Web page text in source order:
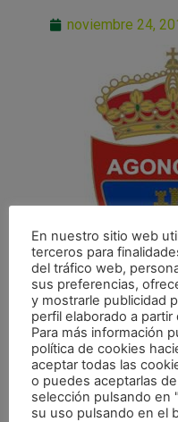
noviembre 24,
ANTERIOR
En nuestro sitio web
terceros para
del tráfico web,
sus preferencias,
y mostrarle publicidad
perfil elaborado a
Para más información
política de cookies
aceptar todas las
o puedes aceptarlas
selección pulsando en
su uso pulsando en el